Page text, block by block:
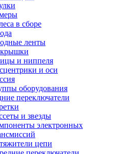
в сборе
ленты
и ниппеля
и оси
оборудования
переключатели
и звезды
электронных
цепи